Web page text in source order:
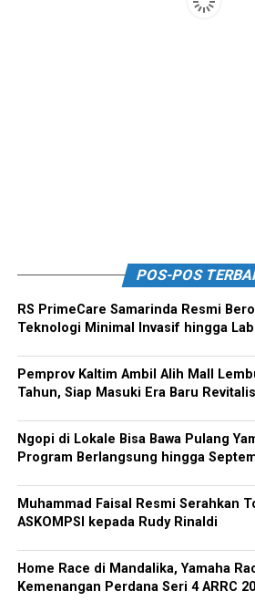
POS-POS
RS PrimeCare Samarinda Resmi
Teknologi Minimal Invasif hingga
Pemprov Kaltim Ambil Alih Mall
Tahun, Siap Masuki Era Baru
Ngopi di Lokale Bisa Bawa Pulang
Program Berlangsung hingga
Muhammad Faisal Resmi Serahkan
ASKOMPSI kepada Rudy Rinaldi
Home Race di Mandalika, Yamaha
Kemenangan Perdana Seri 4 ARRC